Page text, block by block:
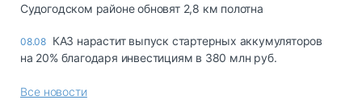
Судогодском районе обновят 2,8 км полотна
08.08 КАЗ нарастит выпуск стартерных аккумуляторов
на 20% благодаря инвестициям в 380 млн руб.
Все новости